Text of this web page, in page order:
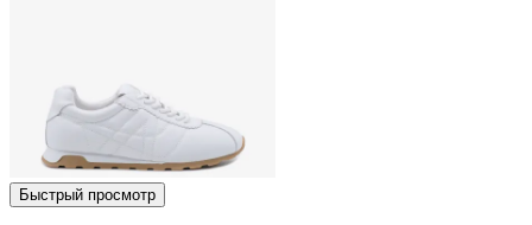
Быстрый просмотр